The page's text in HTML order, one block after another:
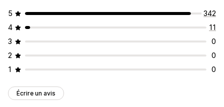
5
342
4
11
3
0
2
0
1
0
Écrire un avis